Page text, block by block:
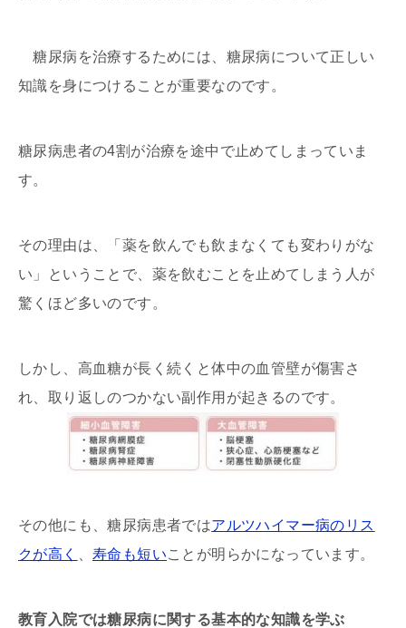
糖尿病を治療するためには、糖尿病について正しい
知識を身につけることが重要なのです。
糖尿病患者の4割が治療を途中で止めてしまっていま
す。
その理由は、「薬を飲んでも飲まなくても変わりがな
い」ということで、薬を飲むことを止めてしまう人が
驚くほど多いのです。
しかし、高血糖が長く続くと体中の血管壁が傷害さ
れ、取り返しのつかない副作用が起きるのです。
その他にも、糖尿病患者ではアルツハイマー病のリス
クが高く
、寿命も短いことが明らかになっています。
教育入院では糖尿病に関する基本的な知識を学ぶ